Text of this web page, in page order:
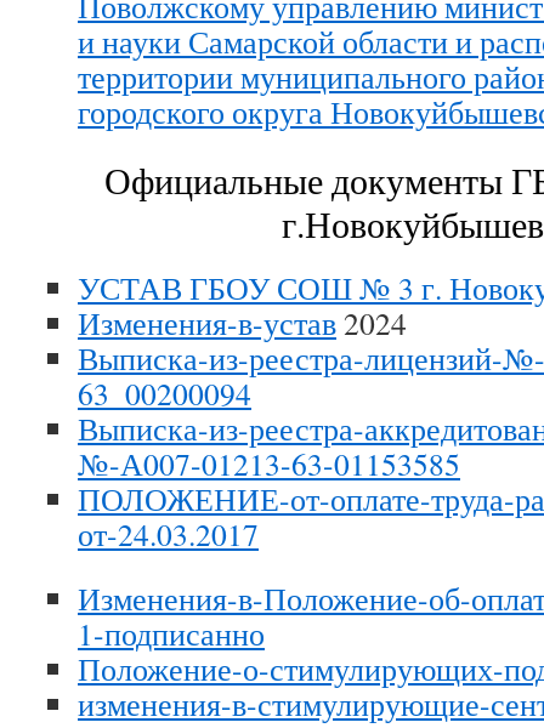
и науки Самарской области и
территории муниципального
городского округа
Официальные
УСТАВ ГБОУ СОШ № 3 г.
Изменения-в-устав 2024
Выписка-из-реестра-лицензий-
63_00200094
Выписка-из-реестра-
№-А007-01213-63-01153585
ПОЛОЖЕНИЕ-от-оплате-труда-
от-24.03.2017
Изменения-в-Положение-об-
1-подписанно
Положение-о-стимулирующих-
изменения-в-стимулирующие-